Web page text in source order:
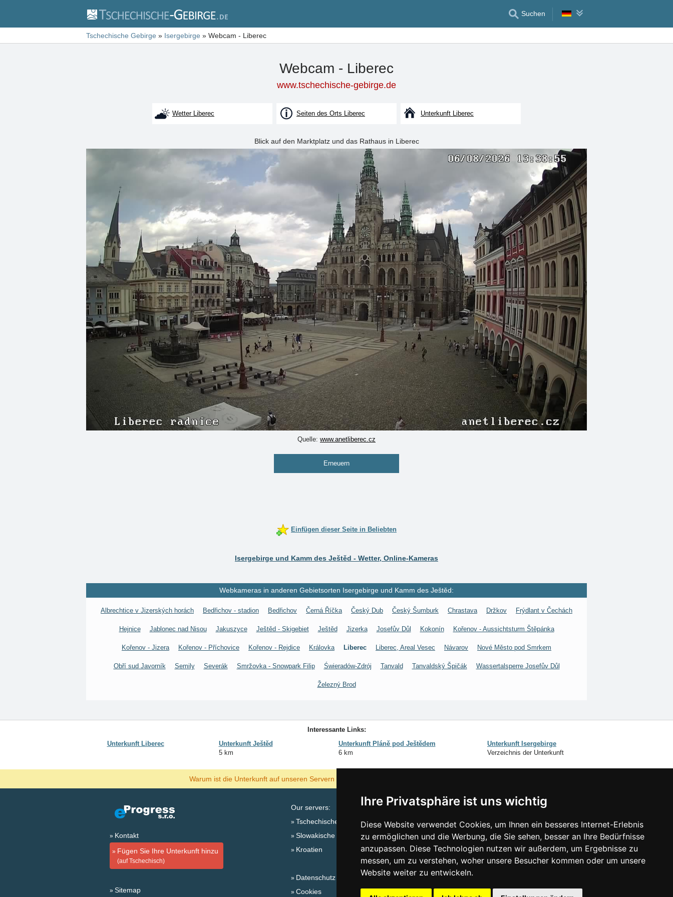
Ihre Privatsphäre ist uns wichtig
Diese Website verwendet Cookies, um Ihnen ein besseres Internet-Erlebnis
zu ermöglichen und die Werbung, die Sie sehen, besser an Ihre Bedürfnisse
anzupassen. Diese Technologien nutzen wir außerdem, um Ergebnisse zu
messen, um zu verstehen, woher unsere Besucher kommen oder um unsere
Website weiter zu entwickeln.
Suchen
Tschechische Gebirge » Isergebirge » Webcam - Liberec
Webcam - Liberec
www.tschechische-gebirge.de
Wetter Liberec Seiten des Orts Liberec Unterkunft Liberec
Blick auf den Marktplatz und das Rathaus in Liberec
Quelle: www.anetliberec.cz
Erneuern
Einfügen dieser Seite in Beliebten
Isergebirge und Kamm des Ještěd - Wetter, Online-Kameras
Webkameras in anderen Gebietsorten Isergebirge und Kamm des Ještěd:
Albrechtice v Jizerských horách Bedřichov - stadion Bedřichov Černá Říčka Český Dub Český Šumburk Chrastava Držkov Frýdlant v Čechách
Hejnice Jablonec nad Nisou Jakuszyce Ještěd - Skigebiet Ještěd Jizerka Josefův Důl Kokonín Kořenov - Aussichtsturm Štěpánka
Kořenov - Jizera Kořenov - Příchovice Kořenov - Rejdice Královka Liberec Liberec, Areal Vesec Návarov Nové Město pod Smrkem
Obří sud Javorník Semily Severák Smržovka - Snowpark Filip Świeradów-Zdrój Tanvald Tanvaldský Špičák Wassertalsperre Josefův Důl
Železný Brod
Interessante Links:
Unterkunft Liberec
Unterkunft Ještěd
5 km
Unterkunft Pláně pod Ještědem
6 km
Unterkunft Isergebirge
Verzeichnis der Unterkunft
Warum ist die Unterkunft auf unseren Servern am billigsten?
Kontakt
Fügen Sie Ihre Unterkunft hinzu
(auf Tschechisch)
Sitemap
Our servers:
Tschechische Gebirge
Slowakische Gebirge
Kroatien
Datenschutz
Cookies
Verzeichnis der Unterkunft
Lastminute Isergebirge
Saisonlinks:
Silvester Isergebirge
Silvester im Gebirge 2025/26
Schneehöhen